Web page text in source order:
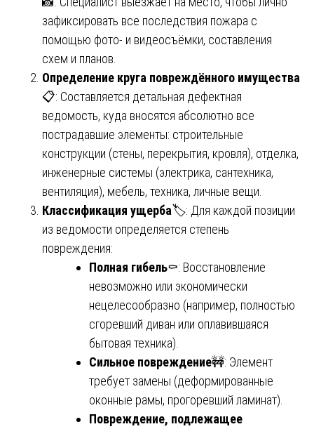
зафиксировать все последствия пожара с
помощью фото- и видеосъёмки, составления
схем и планов.
Определение круга повреждённого имущества
📋: Составляется детальная дефектная
ведомость, куда вносятся абсолютно все
пострадавшие элементы: строительные
конструкции (стены, перекрытия, кровля), отделка,
инженерные системы (электрика, сантехника,
вентиляция), мебель, техника, личные вещи.
Классификация ущерба🏷️: Для каждой позиции
из ведомости определяется степень
повреждения:
Полная гибель⚰️: Восстановление
невозможно или экономически
нецелесообразно (например, полностью
сгоревший диван или оплавившаяся
бытовая техника).
Сильное повреждение🚧: Элемент
требует замены (деформированные
оконные рамы, прогоревший ламинат).
Повреждение, подлежащее